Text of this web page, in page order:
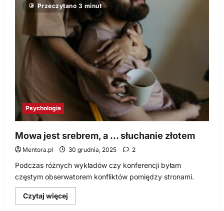
Mentora.pl:
dr
Ivan
Misner
w
Polsce,
5
kwietnia
2013,
Warszawa
Przeczytano 3 minut
Psychologia
Mowa jest srebrem, a … słuchanie złotem
Mentora.pl 30 grudnia, 2025 2
Podczas różnych wykładów czy konferencji byłam
częstym obserwatorem konfliktów pomiędzy stronami.
Czytaj więcej
się